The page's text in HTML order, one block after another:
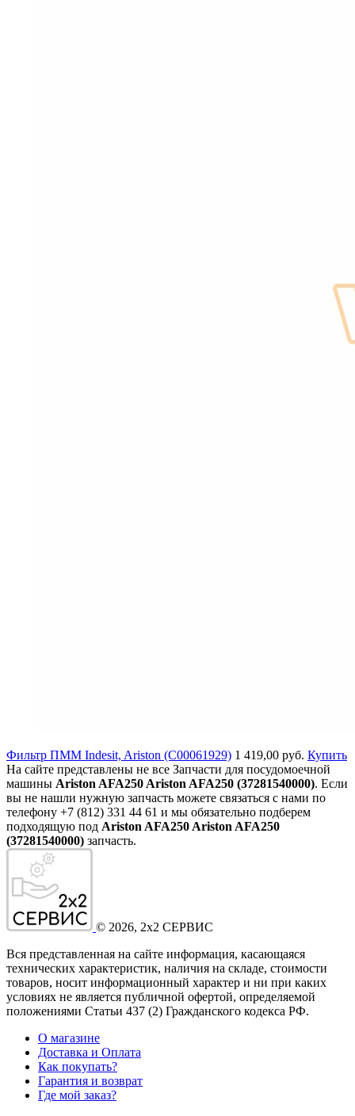
Фильтр ПММ Indesit, Ariston (C00061929) 1 419,00 руб. Купить
На сайте представлены не все Запчасти для посудомоечной
машины Ariston AFA250 Ariston AFA250 (37281540000). Если
вы не нашли нужную запчасть можете связаться с нами по
телефону +7 (812) 331 44 61 и мы обязательно подберем
подходящую под Ariston AFA250 Ariston AFA250
(37281540000) запчасть.
© 2026, 2x2 СЕРВИС
Вся представленная на сайте информация, касающаяся
технических характеристик, наличия на складе, стоимости
товаров, носит информационный характер и ни при каких
условиях не является публичной офертой, определяемой
положениями Статьи 437 (2) Гражданского кодекса РФ.
О магазине
Доставка и Оплата
Как покупать?
Гарантия и возврат
Где мой заказ?